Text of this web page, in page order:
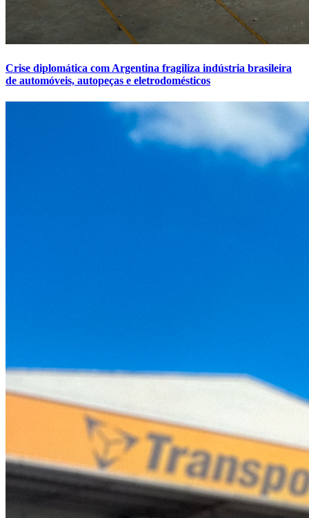
Crise diplomática com Argentina fragiliza indústria brasileira
de automóveis, autopeças e eletrodomésticos